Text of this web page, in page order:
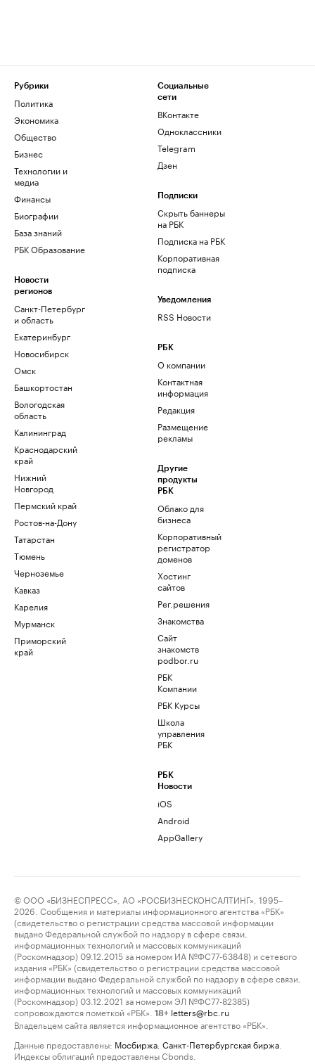
Рубрики
Политика
Экономика
Общество
Бизнес
Технологии и
медиа
Финансы
Биографии
База знаний
РБК Образование
Новости
регионов
Санкт-Петербург
и область
Екатеринбург
Новосибирск
Омск
Башкортостан
Вологодская
область
Калининград
Краснодарский
край
Нижний
Новгород
Пермский край
Ростов-на-Дону
Татарстан
Тюмень
Черноземье
Кавказ
Карелия
Мурманск
Приморский
край
Социальные
сети
ВКонтакте
Одноклассники
Telegram
Дзен
Подписки
Скрыть баннеры
на РБК
Подписка на РБК
Корпоративная
подписка
Уведомления
RSS Новости
РБК
О компании
Контактная
информация
Редакция
Размещение
рекламы
Другие
продукты
РБК
Облако для
бизнеса
Корпоративный
регистратор
доменов
Хостинг
сайтов
Рег.решения
Знакомства
Сайт
знакомств
podbor.ru
РБК
Компании
РБК Курсы
Школа
управления
РБК
РБК
Новости
iOS
Android
AppGallery
© ООО «БИЗНЕСПРЕСС», АО «РОСБИЗНЕСКОНСАЛТИНГ», 1995–
2026. Сообщения и материалы информационного агентства «РБК»
(свидетельство о регистрации средства массовой информации
выдано Федеральной службой по надзору в сфере связи,
информационных технологий и массовых коммуникаций
(Роскомнадзор) 09.12.2015 за номером ИА №ФС77-63848) и сетевого
издания «РБК» (свидетельство о регистрации средства массовой
информации выдано Федеральной службой по надзору в сфере связи,
информационных технологий и массовых коммуникаций
(Роскомнадзор) 03.12.2021 за номером ЭЛ №ФС77-82385)
сопровождаются пометкой «РБК».
18+ letters@rbc.ru
Владельцем сайта является информационное агентство «РБК».
Данные предоставлены: Мосбиржа Санкт-Петербургская биржа
Индексы облигаций предоставлены Cbonds.